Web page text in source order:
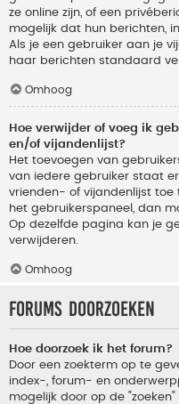
ze online zijn, of een
mogelijk dat hun berichten,
Als je een gebruiker aan je
haar berichten standaard
Omhoog
Hoe verwijder of voeg ik
en/of vijandenlijst?
Het toevoegen van
van iedere gebruiker staat
vrienden- of vijandenlijst toe
het gebruikerspaneel, dan
Op dezelfde pagina kan je
verwijderen.
Omhoog
Forums doorzoeken
Hoe doorzoek ik het forum?
Door een zoekterm op te
index-, forum- en
mogelijk door op de